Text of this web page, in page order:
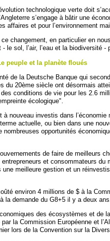
technologique verte doit
s’engage à bâtir une
affaires et pour l’environnement
ce changement, en particulier en
le sol, l’air, l’eau et la biodiversité
peuple et la planète floués
de la Deutsche Banque qui
du 20ème siècle ont désormais
conditions de vie pour les 2.6
écologique".
nouveau investis dans
actuelle, ou bien dans une
opportunités
de faire de meilleurs
et consommateurs du
une meilleure gestion et un
environ 4 millions de $ à la
la demande du G8+5 il y a deux ans.
des écosystèmes et de
la Commission Européenne et
lors de la Convention sur la